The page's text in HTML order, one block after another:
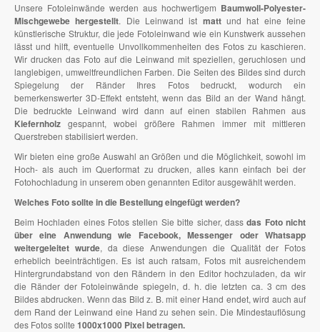
Unsere Fotoleinwände werden aus hochwertigem Baumwoll-Polyester-
Mischgewebe hergestellt. Die Leinwand ist mattund hat eine feine
künstlerische Struktur, die jede Fotoleinwand wie ein Kunstwerk aussehen
lässt und hilft, eventuelle Unvollkommenheiten des Fotos zu kaschieren.
Wir drucken das Foto auf die Leinwand mit speziellen, geruchlosen und
langlebigen, umweltfreundlichen Farben. Die Seiten des Bildes sind durch
Spiegelung der Ränder Ihres Fotos bedruckt, wodurch ein
bemerkenswerter 3D-Effekt entsteht, wenn das Bild an der Wand hängt.
Die bedruckte Leinwand wird dann auf einen stabilen Rahmen aus
Kiefernholz gespannt, wobei größere Rahmen immer mit mittleren
Querstreben stabilisiert werden.
Wir bieten eine große Auswahl an Größen und die Möglichkeit, sowohl im
Hoch- als auch im Querformat zu drucken, alles kann einfach bei der
Fotohochladung in unserem oben genannten Editor ausgewählt werden.
Welches Foto sollte in die Bestellung eingefügt werden?
Beim Hochladen eines Fotos stellen Sie bitte sicher, dassdas Foto nicht
über eine Anwendung wie Facebook, Messenger oder Whatsapp
weitergeleitet wurde, da diese Anwendungen die Qualität der Fotos
erheblich beeinträchtigen. Es ist auch ratsam, Fotos mit ausreichendem
Hintergrundabstand von den Rändern in den Editor hochzuladen, da wir
die Ränder der Fotoleinwände spiegeln, d. h. die letzten ca. 3 cm des
Bildes abdrucken. Wenn das Bild z. B. mit einer Hand endet, wird auch auf
dem Rand der Leinwand eine Hand zu sehen sein. Die Mindestauflösung
des Fotos sollte 1000x1000 Pixel betragen.